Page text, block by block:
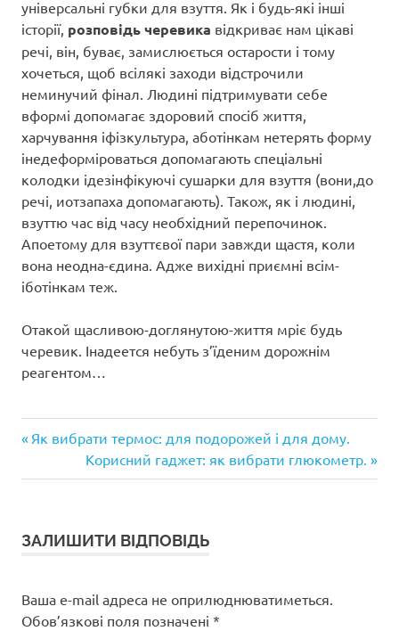
універсальні губки для взуття. Як і будь-які інші
історії, розповідь черевика відкриває нам цікаві
речі, він, буває, замислюється остарости і тому
хочеться, щоб всілякі заходи відстрочили
неминучий фінал. Людині підтримувати себе
вформі допомагає здоровий спосіб життя,
харчування іфізкультура, аботінкам нетерять форму
інедеформіроваться допомагають спеціальні
колодки ідезінфікуючі сушарки для взуття (вони,до
речі, иотзапаха допомагають). Також, як і людині,
взуттю час від часу необхідний перепочинок.
Апоетому для взуттєвої пари завжди щастя, коли
вона неодна-єдина. Адже вихідні приємні всім-
іботінкам теж.
Отакой щасливою-доглянутою-життя мріє будь
черевик. Інадеется небуть з’їденим дорожнім
реагентом…
Навігація
записів
Попередній
Як вибрати термос: для подорожей і для дому.
Наступний
запис:
Корисний гаджет: як вибрати глюкометр.
ЗАЛИШИТИ ВІДПОВІДЬ
Ваша e-mail адреса не оприлюднюватиметься.
Обов’язкові поля позначені *